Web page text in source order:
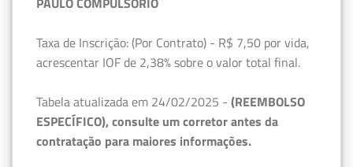
Taxa de Inscrição: (Por Contrato) - R$ 7,50 por vida,
acrescentar IOF de 2,38% sobre o valor total final.
Tabela atualizada em 24/02/2025 - (REEMBOLSO
ESPECÍFICO), consulte um corretor antes da
contratação para maiores informações.